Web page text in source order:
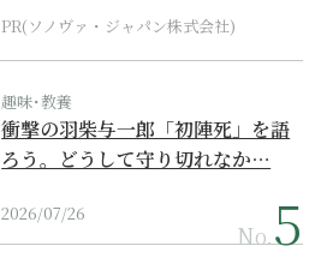
PR(ソノヴァ・ジャパン株式会社)
趣味･教養
衝撃の羽柴与一郎「初陣死」を語
ろう。どうして守り切れなか…
2026/07/26
No.